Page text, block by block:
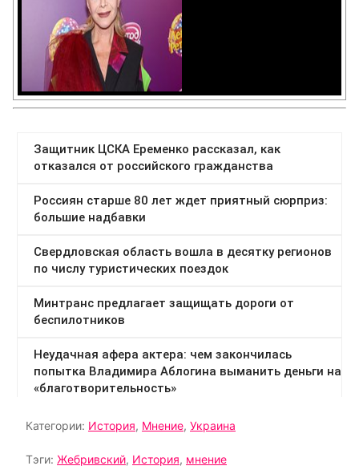
Категории: История, Мнение, Украина
Тэги: Жебривский, История, мнение